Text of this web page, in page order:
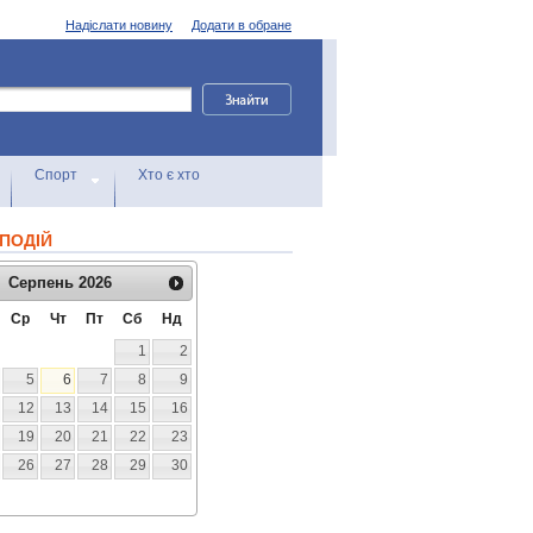
Додати в обране
Надіслати новину
Спорт Хто є хто
Серпень 2026
Ср Чт Пт Сб
Нд
1
2
5 6 7 8
9
12 13 14 15
16
19 20 21 22
23
26 27 28 29
30